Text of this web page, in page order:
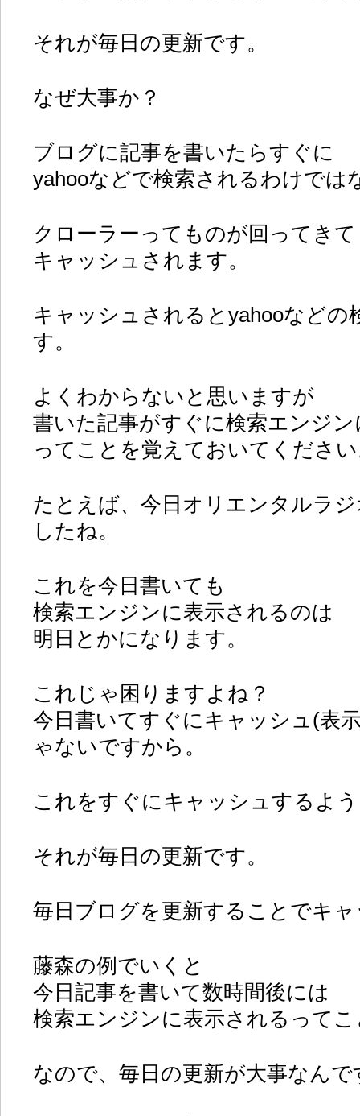
それが毎日の更新です。
なぜ大事か？
ブログに記事を書いたらすぐに
yahooなどで検索されるわけでは
クローラーってものが回ってきて
キャッシュされます。
キャッシュされるとyahooなどの
す。
よくわからないと思いますが
書いた記事がすぐに検索エンジ
ってことを覚えておいてくださ
たとえば、今日オリエンタルラ
したね。
これを今日書いても
検索エンジンに表示されるのは
明日とかになります。
これじゃ困りますよね？
今日書いてすぐにキャッシュ(表
ゃないですから。
これをすぐにキャッシュするよ
それが毎日の更新です。
毎日ブログを更新することでキ
藤森の例でいくと
今日記事を書いて数時間後には
検索エンジンに表示されるって
なので、毎日の更新が大事なんで